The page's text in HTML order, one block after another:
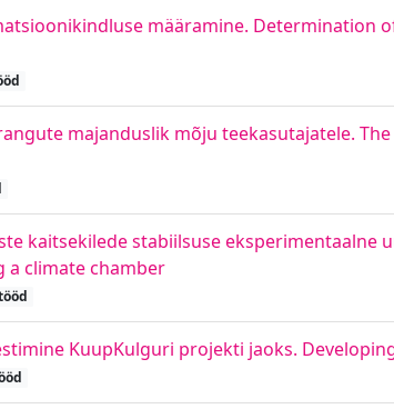
määramine. Determination
majanduslik mõju teekasutajatele.
kaitsekilede stabiilsuse eksperimentaalne
a climate chamber
KuupKulguri projekti jaoks.